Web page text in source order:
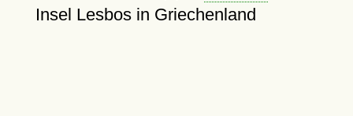
Insel Lesbos in Griechenland